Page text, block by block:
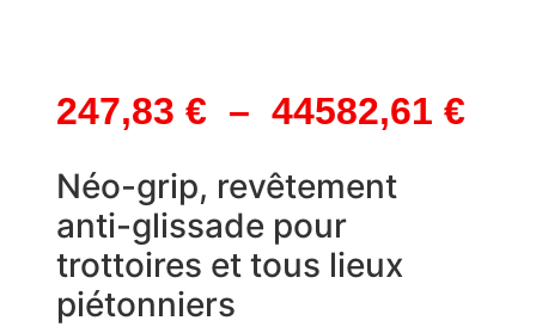
247,83 € – 44582,61 €
Néo-grip, revêtement
anti-glissade pour
trottoires et tous lieux
piétonniers